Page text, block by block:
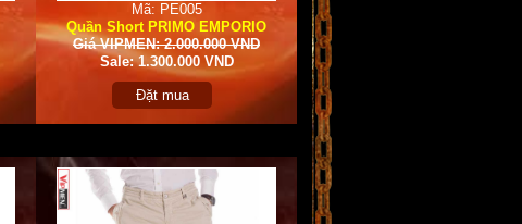
Mã: PE005
Quần Short PRIMO EMPORIO
Giá VIPMEN: 2.000.000 VND
Sale: 1.300.000 VND
Đặt mua